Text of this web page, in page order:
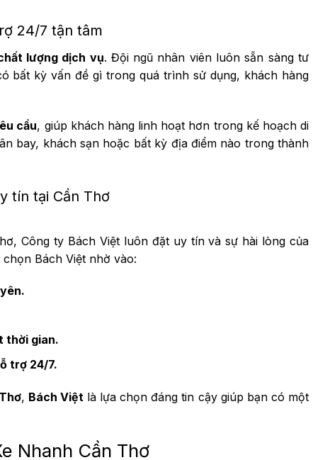
24/7 tận tâm
lượng dịch vụ. Đội ngũ nhân viên luôn sẵn sàng tư
bất kỳ vấn đề gì trong quá trình sử dụng, khách hàng
cầu, giúp khách hàng linh hoạt hơn trong kế hoạch di
bay, khách sạn hoặc bất kỳ địa điểm nào trong thành
tín tại Cần Thơ
Công ty Bách Việt luôn đặt uy tín và sự hài lòng của
Bách Việt nhờ vào:
thời gian.
trợ 24/7.
, Bách Việt là lựa chọn đáng tin cậy giúp bạn có một
Nhanh Cần Thơ